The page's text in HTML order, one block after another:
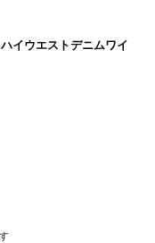
イウエストデニムワイ